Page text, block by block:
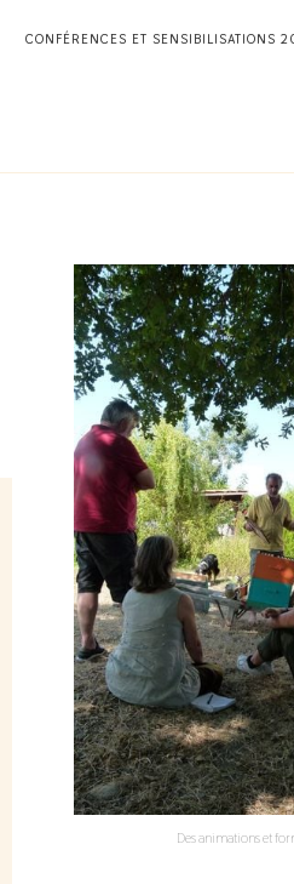
CONFÉRENCES ET SENSIBILISATIONS
Des animations et